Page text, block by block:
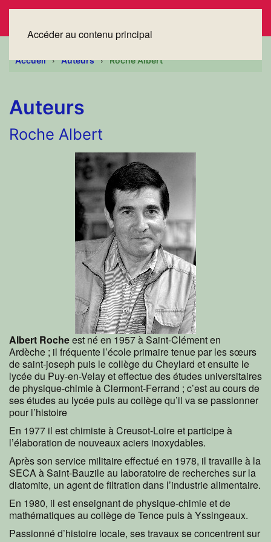
Accéder au contenu principal
Accueil Auteurs Roche Albert
Auteurs
Roche Albert
Albert Rocheest né en 1957 à Saint-Clément en
Ardèche ; il fréquente l’école primaire tenue par les sœurs
de saint-joseph puis le collège du Cheylard et ensuite le
lycée du Puy-en-Velay et effectue des études universitaires
de physique-chimie à Clermont-Ferrand ; c’est au cours de
ses études au lycée puis au collège qu’il va se passionner
pour l’histoire
En 1977 il est chimiste à Creusot-Loire et participe à
l’élaboration de nouveaux aciers inoxydables.
Après son service militaire effectué en 1978, il travaille à la
SECA à Saint-Bauzile au laboratoire de recherches sur la
diatomite, un agent de filtration dans l’industrie alimentaire.
En 1980, il est enseignant de physique-chimie et de
mathématiques au collège de Tence puis à Yssingeaux.
Passionné d’histoire locale, ses travaux se concentrent sur